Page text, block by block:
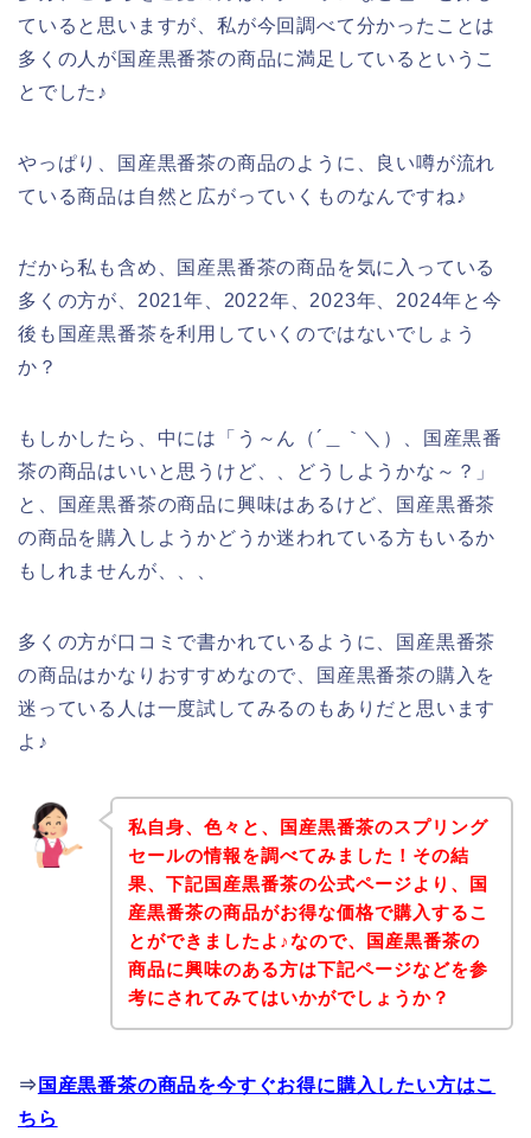
ていると思いますが、私が今回調べて分かったことは
多くの人が国産黒番茶の商品に満足しているというこ
とでした♪
やっぱり、国産黒番茶の商品のように、良い噂が流れ
ている商品は自然と広がっていくものなんですね♪
だから私も含め、国産黒番茶の商品を気に入っている
多くの方が、2021年、2022年、2023年、2024年と今
後も国産黒番茶を利用していくのではないでしょう
か？
もしかしたら、中には「う～ん（´＿｀＼）、国産黒番
茶の商品はいいと思うけど、、どうしようかな～？」
と、国産黒番茶の商品に興味はあるけど、国産黒番茶
の商品を購入しようかどうか迷われている方もいるか
もしれませんが、、、
多くの方が口コミで書かれているように、国産黒番茶
の商品はかなりおすすめなので、国産黒番茶の購入を
迷っている人は一度試してみるのもありだと思います
よ♪
私自身、色々と、国産黒番茶のスプリング
セールの情報を調べてみました！その結
果、下記国産黒番茶の公式ページより、国
産黒番茶の商品がお得な価格で購入するこ
とができましたよ♪なので、国産黒番茶の
商品に興味のある方は下記ページなどを参
考にされてみてはいかがでしょうか？
⇒ 国産黒番茶の商品を今すぐお得に購入したい方はこ
ちら